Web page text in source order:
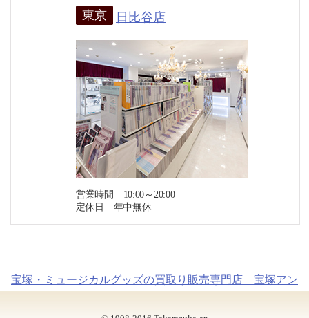
東京 日比谷店
営業時間 10:00～20:00
定休日 年中無休
宝塚・ミュージカルグッズの買取り販売専門店 宝塚アン